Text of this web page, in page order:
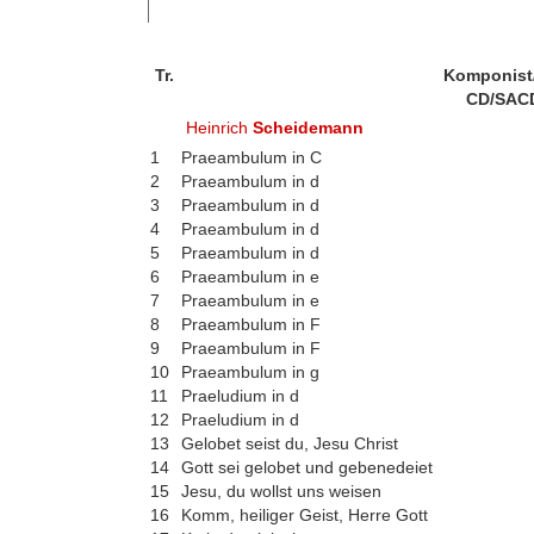
Tr.
CD/
HeinrichScheidemann
1
Praeambulum in C
2
Praeambulum in d
3
Praeambulum in d
4
Praeambulum in d
5
Praeambulum in d
6
Praeambulum in e
7
Praeambulum in e
8
Praeambulum in F
9
Praeambulum in F
10
Praeambulum in g
11
Praeludium in d
12
Praeludium in d
13
Gelobet seist du, Jesu Christ
14
Gott sei gelobet und gebenedeiet
15
Jesu, du wollst uns weisen
16
Komm, heiliger Geist, Herre Gott